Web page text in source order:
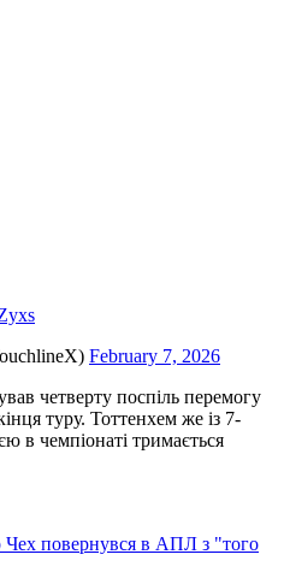
February 7, 2026
четверту поспіль перемогу
туру. Тоттенхем же із 7-
в чемпіонаті тримається
Чех повернувся в АПЛ з "того